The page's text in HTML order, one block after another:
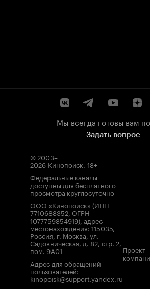
Мы всегда готовы вам
Задать вопрос
© 2003–
2026 Кинопоиск. 18+
Федеральные каналы
доступны для бесплатного
просмотра круглосуточно
ООО «Кинопоиск» (ИНН
7710688352, ОГРН
1077759854919), адрес
местонахождения: 115035,
Россия, г. Москва, ул.
Садовническая, д. 82, стр. 2,
пом. 9А01
Адрес для обращений
пользователей:
kinopoisk@support.yandex.ru
Проект